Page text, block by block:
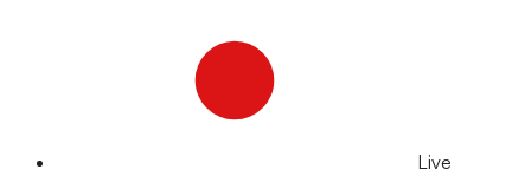
Live